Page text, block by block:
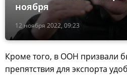
12 ноября 2022, 09:23
ноября
Кроме того, в ООН призвали
препятствия для экспорта